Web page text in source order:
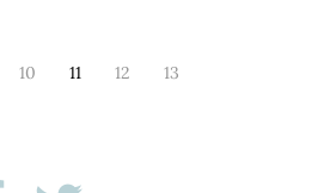
10 11 12
13